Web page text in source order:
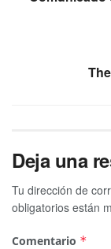
Deja una
Tu dirección de
obligatorios están
Comentario *